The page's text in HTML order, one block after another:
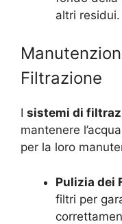
altri residui.
Filtrazione
I sistemi di
mantenere
per la loro
Pulizia dei
filtri per